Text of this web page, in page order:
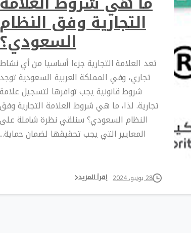
التجارية وفق النظام
السعودي؟
تعد العلامة التجارية جزءا أساسيا من أي نشاط
تجاري، وفي المملكة العربية السعودية توجد
شروط قانونية يجب توافرها لتسجيل علامة
تجارية. لذا، ما هي شروط العلامة التجارية وفق
النظام السعودي؟ سنلقي نظرة شاملة على
المعايير التي يجب تحقيقها لضمان حماية...
28 يونيو، 2024 إقرأ المزيد